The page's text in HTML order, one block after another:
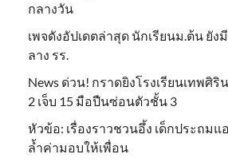
กลางวัน
เพจดังอัปเดตล่าสุด นักเรียนม.ต้น ยัง
ลาง รร.
News ด่วน! กราดยิงโรงเรียนเทพศิ
2 เจ็บ 15 มือปืนซ่อนตัวชั้น 3
หัวข้อ: เรื่องราวชวนอึ้ง เด็กประถม
ล้ำค่ามอบให้เพื่อน